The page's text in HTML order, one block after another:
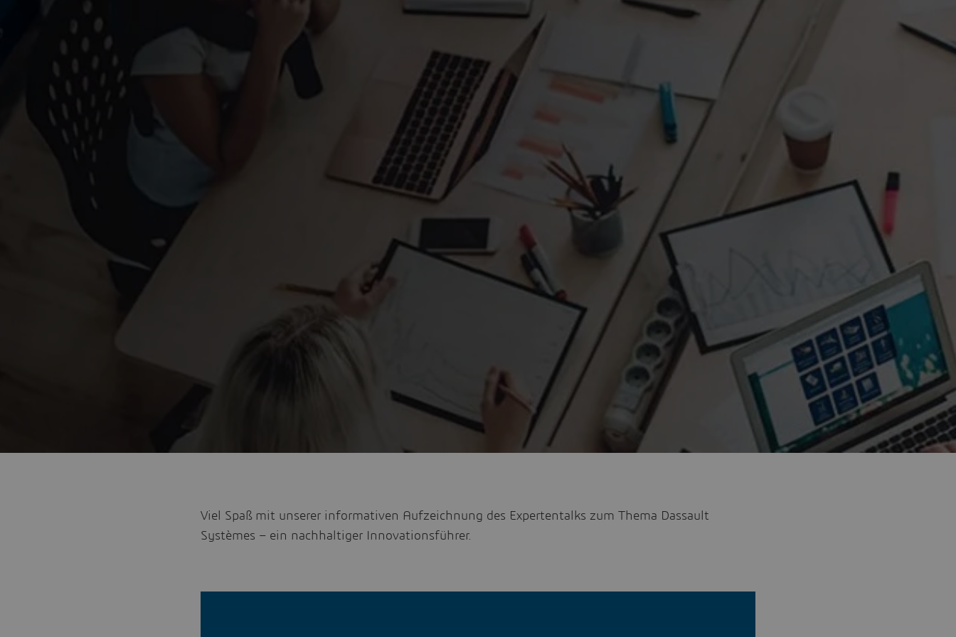
Viel Spaß mit unserer informativen Aufzeichnung des Expertentalks zum Thema Dassault
Systèmes – ein nachhaltiger Innovationsführer.